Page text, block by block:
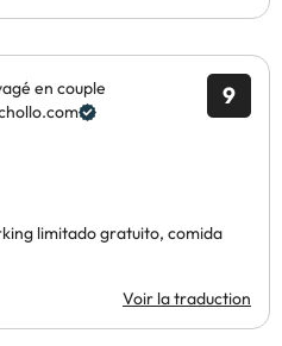
9
en couple
limitado gratuito, comida
Voir la traduction